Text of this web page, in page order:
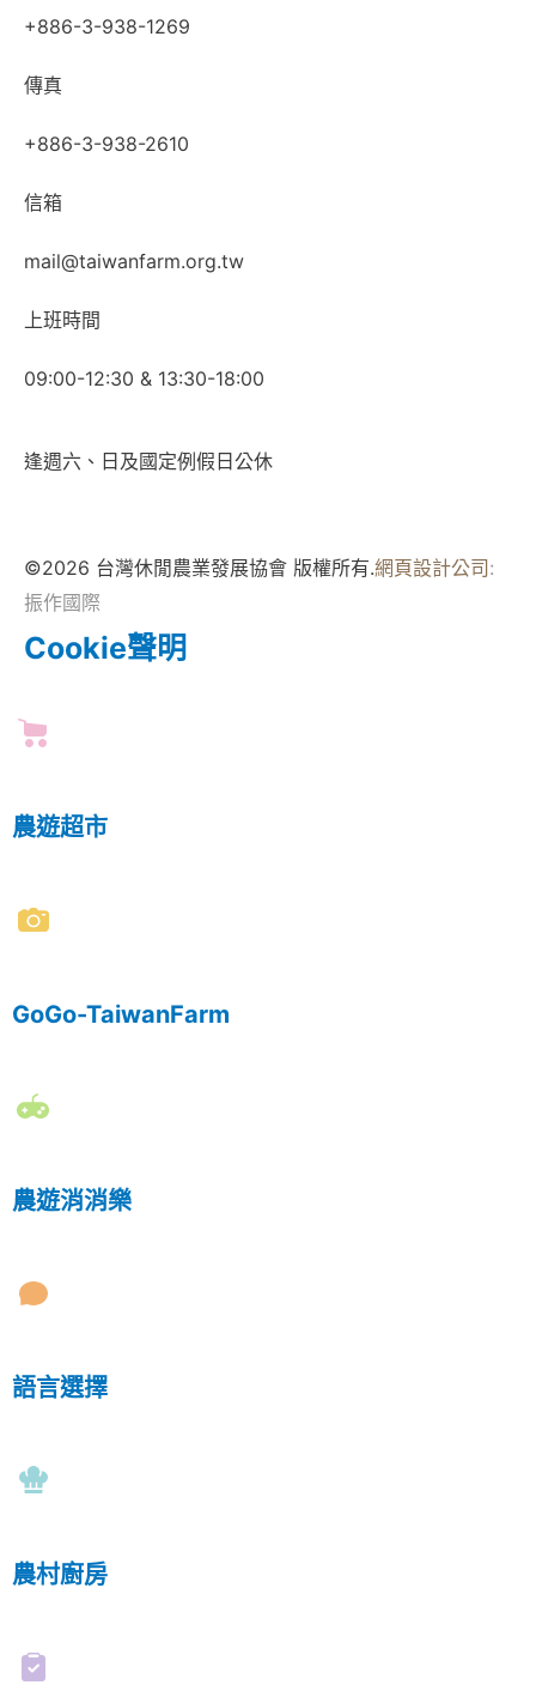
+886-3-938-1269
傳真
+886-3-938-2610
信箱
mail@taiwanfarm.org.tw
上班時間
09:00-12:30 & 13:30-18:00
逢週六、日及國定例假日公休
©2026 台灣休閒農業發展協會 版權所有.網頁設計公司:
振作國際
Cookie聲明
農遊超市
GoGo-TaiwanFarm
農遊消消樂
語言選擇
農村廚房